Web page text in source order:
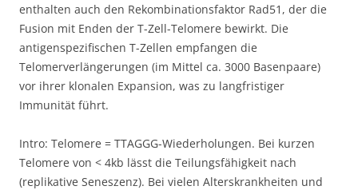
enthalten auch den Rekombinationsfaktor Rad51, der die
Fusion mit Enden der T-Zell-Telomere bewirkt. Die
antigenspezifischen T-Zellen empfangen die
Telomerverlängerungen (im Mittel ca. 3000 Basenpaare)
vor ihrer klonalen Expansion, was zu langfristiger
Immunität führt.
Intro: Telomere = TTAGGG-Wiederholungen. Bei kurzen
Telomere von < 4kb lässt die Teilungsfähigkeit nach
(replikative Seneszenz). Bei vielen Alterskrankheiten und